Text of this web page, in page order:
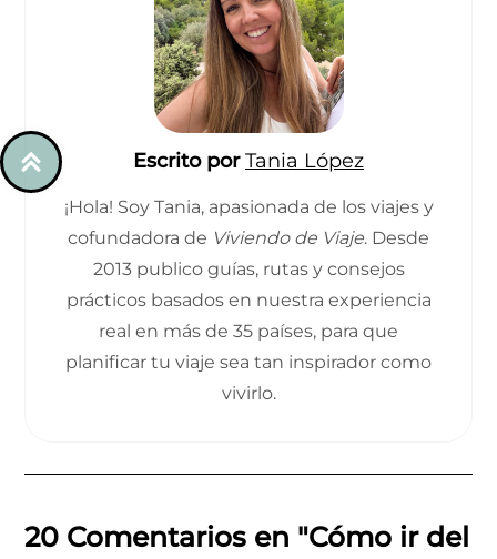
Escrito porTania López
¡Hola! Soy Tania, apasionada de los viajes y
cofundadora de Viviendo de Viaje. Desde
2013 publico guías, rutas y consejos
prácticos basados en nuestra experiencia
real en más de 35 países, para que
planificar tu viaje sea tan inspirador como
vivirlo.
20 Comentarios en "Cómo ir del